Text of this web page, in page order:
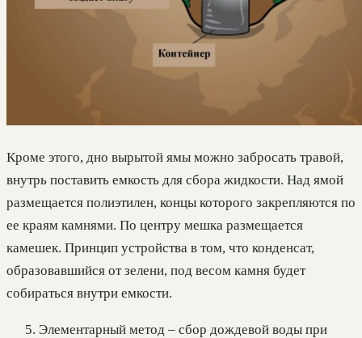
Кроме этого, дно вырытой ямы можно забросать травой,
внутрь поставить емкость для сбора жидкости. Над ямой
размещается полиэтилен, концы которого закрепляются по
ее краям камнями. По центру мешка размещается
камешек. Принцип устройства в том, что конденсат,
образовавшийся от зелени, под весом камня будет
собираться внутри емкости.
Элементарный метод – сбор дождевой воды при